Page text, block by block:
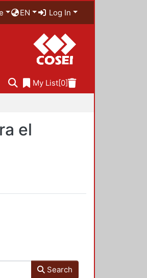
EN Log In
My List[0]
el
Search